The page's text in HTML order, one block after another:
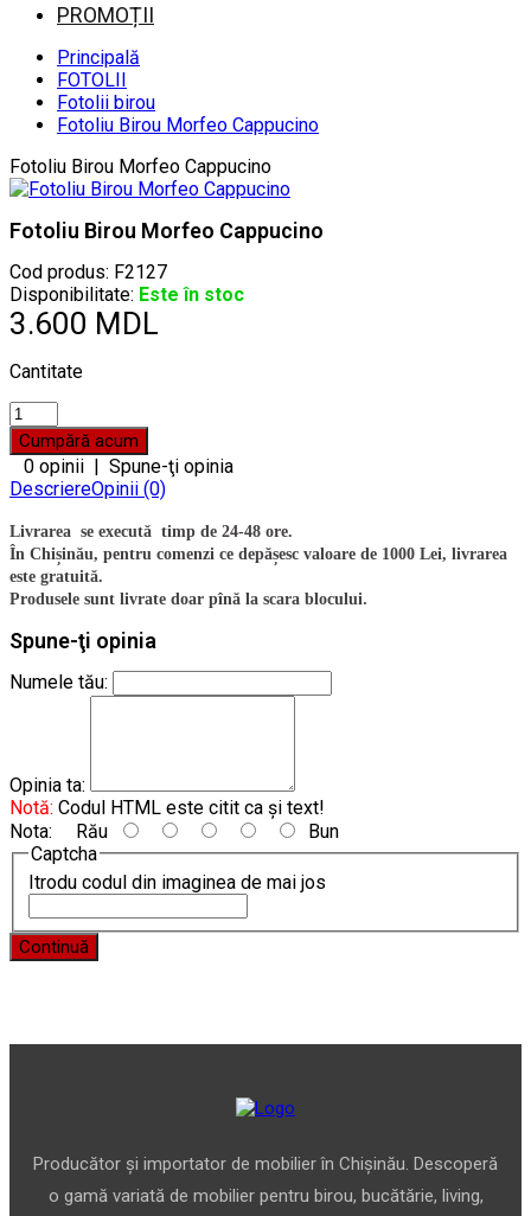
PROMOȚII
Principală
FOTOLII
Fotolii birou
Fotoliu Birou Morfeo Cappucino
Fotoliu Birou Morfeo Cappucino
Fotoliu Birou Morfeo Cappucino
Cod produs: F2127
Disponibilitate: Este în stoc
3.600 MDL
Cantitate
0 opinii | Spune-ţi opinia
DescriereOpinii (0)
Livrarea se execută timp de 24-48 ore.
În Chișinău, pentru comenzi ce depășesc valoare de 1000 Lei, livrarea
este gratuită.
Produsele sunt livrate doar pînă la scara blocului.
Spune-ţi opinia
Numele tău:
Opinia ta:
Notă: Codul HTML este citit ca şi text!
Nota: Rău
Bun
Captcha
Itrodu codul din imaginea de mai jos
Continuă
Producător și importator de mobilier în Chișinău. Descoperă
o gamă variată de mobilier pentru birou, bucătărie, living,